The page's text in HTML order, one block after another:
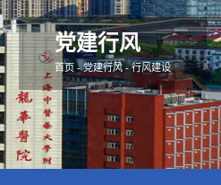
党建行风
首页- 党建行风-行风建设